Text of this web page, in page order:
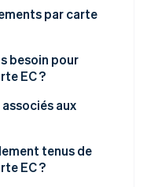
l’infrastructure
par carte
courant
reçoit une
besoin pour
EC ?
aux
tenus de
EC ?